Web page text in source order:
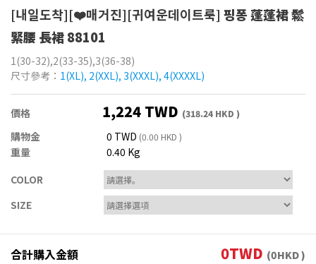
[내일도착][❤️매거진][귀여운데이트룩] 핑퐁 蓬蓬裙 鬆
緊腰 長裙 88101
1(30-32),2(33-35),3(36-38)
尺寸參考： 1(XL), 2(XXL), 3(XXXL), 4(XXXXL)
價格 1,224 TWD (318.24 HKD )
購物金 0 TWD (0.00 HKD )
重量
0.40 Kg
COLOR
SIZE
合計購入金額 0TWD (0HKD )